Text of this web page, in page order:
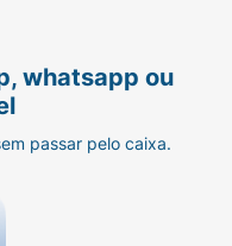
whatsapp ou
passar pelo caixa.